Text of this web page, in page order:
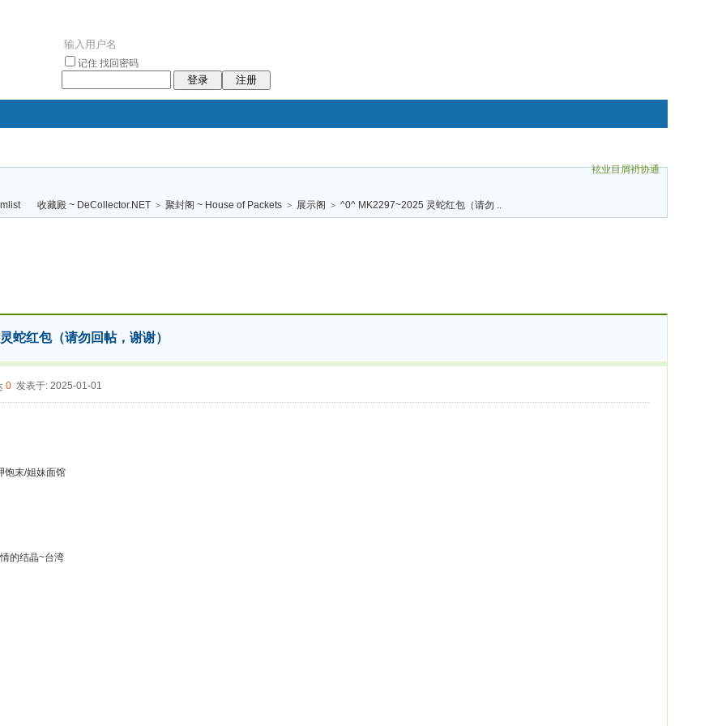
记住 找回密码
登录 注册
袨业目屑袇协通
褔
袠袠袥眩褦
收藏殿 ~ DeCollector.NET > 聚封阁 ~ House of Packets > 展示阁 > ^0^ MK2297~2025 灵蛇红包（请勿 ..
蛇红包（请勿回帖，谢谢）
0 发表于: 2025-01-01
饱末/姐妹面馆
的结晶~台湾